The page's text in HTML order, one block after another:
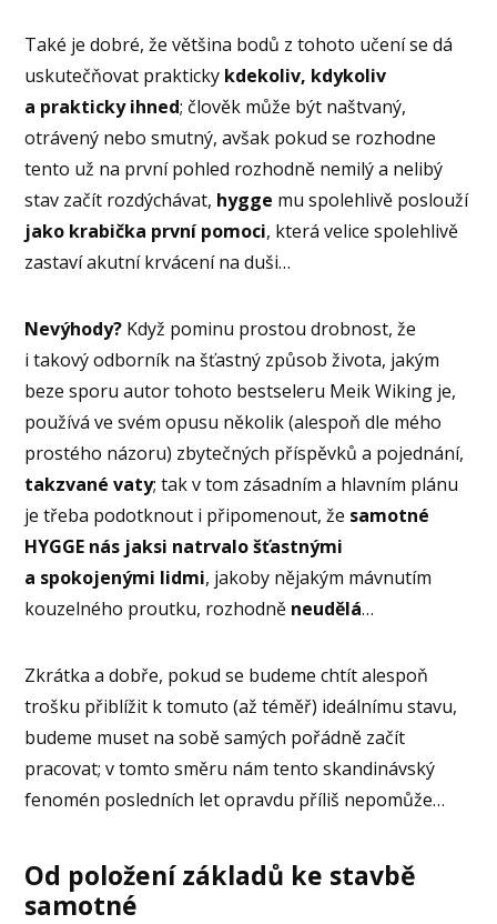
Také je dobré, že většina bodů z tohoto učení se dá
uskutečňovat prakticky kdekoliv, kdykoliv
a prakticky ihned; člověk může být naštvaný,
otrávený nebo smutný, avšak pokud se rozhodne
tento už na první pohled rozhodně nemilý a nelibý
stav začít rozdýchávat, hygge mu spolehlivě poslouží
jako krabička první pomoci, která velice spolehlivě
zastaví akutní krvácení na duši…
Nevýhody? Když pominu prostou drobnost, že
i takový odborník na šťastný způsob života, jakým
beze sporu autor tohoto bestseleru Meik Wiking je,
používá ve svém opusu několik (alespoň dle mého
prostého názoru) zbytečných příspěvků a pojednání,
takzvané vaty; tak v tom zásadním a hlavním plánu
je třeba podotknout i připomenout, že samotné
HYGGE nás jaksi natrvalo šťastnými
a spokojenými lidmi, jakoby nějakým mávnutím
kouzelného proutku, rozhodně neudělá…
Zkrátka a dobře, pokud se budeme chtít alespoň
trošku přiblížit k tomuto (až téměř) ideálnímu stavu,
budeme muset na sobě samých pořádně začít
pracovat; v tomto směru nám tento skandinávský
fenomén posledních let opravdu příliš nepomůže…
Od položení základů ke stavbě
samotné